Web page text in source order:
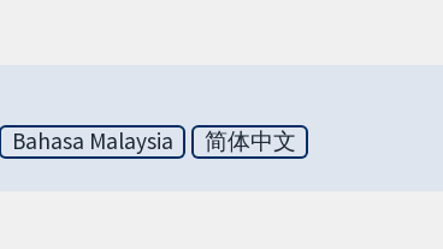
Bahasa Malaysia 简体中文